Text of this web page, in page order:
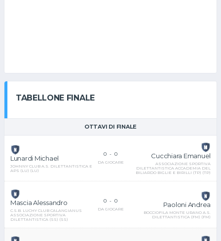
TABELLONE FINALE
OTTAVI DI FINALE
Lunardi Michael
JOHNNY CLUB A.S. DILETTANTISTICA E
APS (LU) (LU)
0 - 0
DA GIOCARE
Cucchiara Emanuel
ASSOCIAZIONE SPORTIVA
DILETTANTISTICA ACCADEMIA DEL
BILIARDO BIGLIE E BIRILLI (TP) (TP)
Mascia Alessandro
C.S.B. LUCHY CLUB CALANGIANUS
ASSOCIAZIONE SPORTIVA
DILETTANTISTICA (SS) (SS)
0 - 0
DA GIOCARE
Paoloni Andrea
BOCCIOFILA MONTE URANO A.S.
DILETTANTISTICA (FM) (FM)